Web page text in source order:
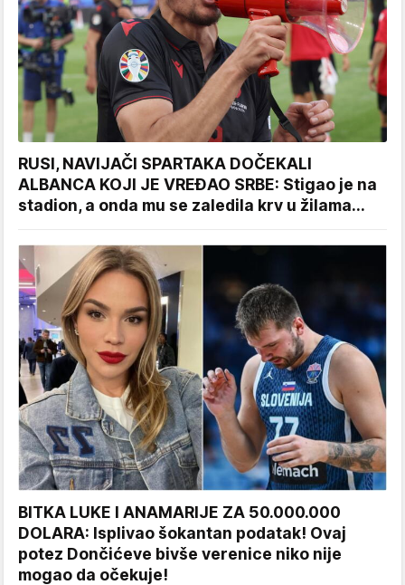
RUSI, NAVIJAČI SPARTAKA DOČEKALI
ALBANCA KOJI JE VREĐAO SRBE: Stigao je na
stadion, a onda mu se zaledila krv u žilama...
BITKA LUKE I ANAMARIJE ZA 50.000.000
DOLARA: Isplivao šokantan podatak! Ovaj
potez Dončićeve bivše verenice niko nije
mogao da očekuje!